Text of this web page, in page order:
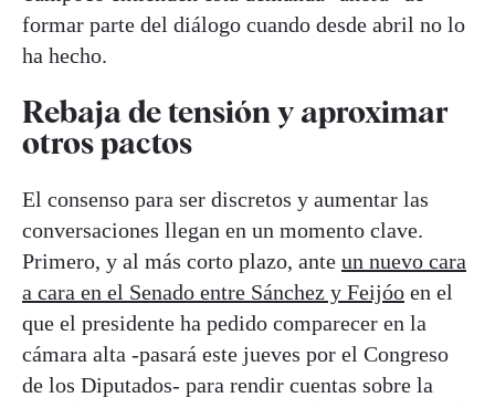
formar parte del diálogo cuando desde abril no lo
ha hecho.
Rebaja de tensión y aproximar
otros pactos
El consenso para ser discretos y aumentar las
conversaciones llegan en un momento clave.
Primero, y al más corto plazo, ante un nuevo cara
a cara en el Senado entre Sánchez y Feijóo en el
que el presidente ha pedido comparecer en la
cámara alta -pasará este jueves por el Congreso
de los Diputados- para rendir cuentas sobre la